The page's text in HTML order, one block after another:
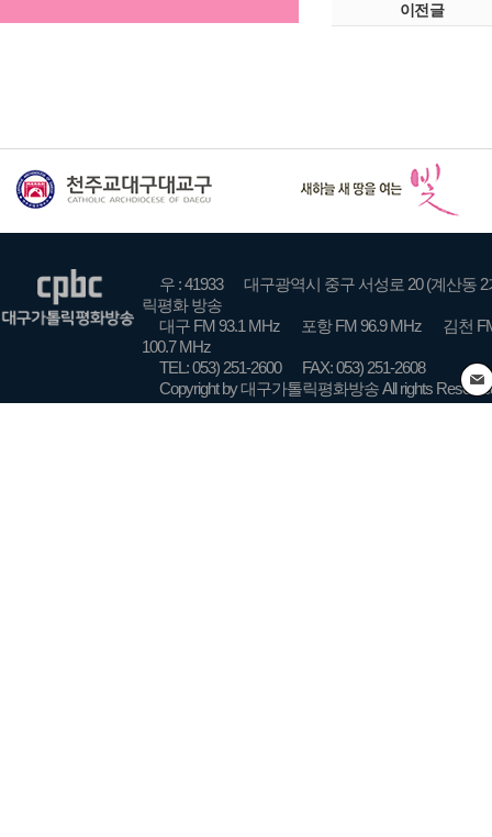
이전글
우 : 41933
대구광역시 중구 서성로 20 (계산동 2
릭평화 방송
대구 FM 93.1 MHz
포항 FM 96.9 MHz
김천
100.7 MHz
TEL: 053) 251-2600
FAX: 053) 251-2608
Copyright by 대구가톨릭평화방송 All rights